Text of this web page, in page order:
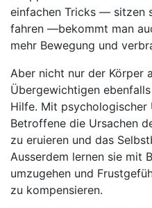
einfachen Tricks — sitzen
fahren —bekommt man
mehr Bewegung und
Aber nicht nur der Körper
Übergewichtigen
Hilfe. Mit psychologischer
Betroffene die Ursachen
zu eruieren und das
Ausserdem lernen sie mit
umzugehen und
zu kompensieren.